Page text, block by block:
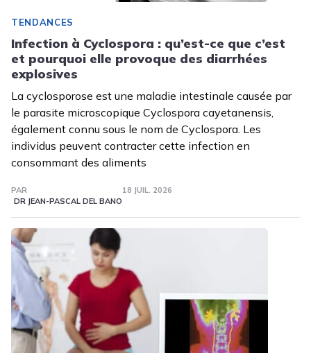
TENDANCES
Infection à Cyclospora : qu’est-ce que c’est
et pourquoi elle provoque des diarrhées
explosives
La cyclosporose est une maladie intestinale causée par
le parasite microscopique Cyclospora cayetanensis,
également connu sous le nom de Cyclospora. Les
individus peuvent contracter cette infection en
consommant des aliments
PAR
DR JEAN-PASCAL DEL BANO
18 JUIL. 2026